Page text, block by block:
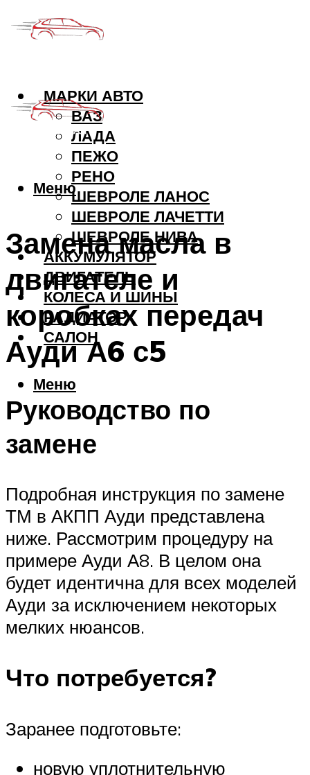
МАРКИ АВТО
ВАЗ
ЛАДА
ПЕЖО
РЕНО
ШЕВРОЛЕ ЛАНОС
ШЕВРОЛЕ ЛАЧЕТТИ
ШЕВРОЛЕ НИВА
АККУМУЛЯТОР
ДВИГАТЕЛЬ
КОЛЕСА И ШИНЫ
РАДИАТОР
САЛОН
Меню
Меню
Замена масла в
двигателе и
коробках передач
Ауди А6 с5
Руководство по
замене
Подробная инструкция по замене
ТМ в АКПП Ауди представлена
ниже. Рассмотрим процедуру на
примере Ауди А8. В целом она
будет идентична для всех моделей
Ауди за исключением некоторых
мелких нюансов.
Что потребуется?
Заранее подготовьте:
новую уплотнительную